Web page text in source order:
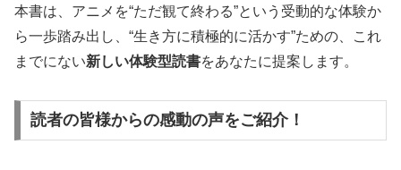
本書は、アニメを“ただ観て終わる”という受動的な体験か
ら一歩踏み出し、“生き方に積極的に活かす”ための、これ
までにない新しい体験型読書をあなたに提案します。
読者の皆様からの感動の声をご紹介！